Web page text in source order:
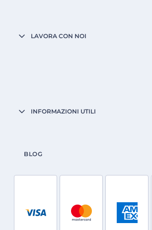
LAVORA CON NOI
INFORMAZIONI UTILI
BLOG